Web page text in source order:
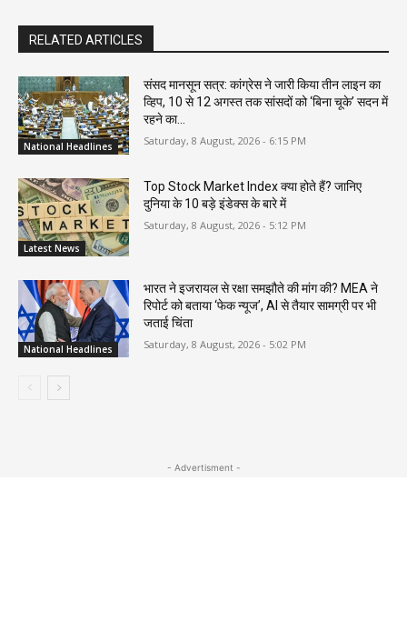
RELATED ARTICLES
National Headlines
संसद मानसून सत्र: कांग्रेस ने जारी किया तीन लाइन का
व्हिप, 10 से 12 अगस्त तक सांसदों को ‘बिना चूके’ सदन में
रहने का...
Saturday, 8 August, 2026 - 6:15 PM
Latest News
Top Stock Market Index क्या होते हैं? जानिए
दुनिया के 10 बड़े इंडेक्स के बारे में
Saturday, 8 August, 2026 - 5:12 PM
National Headlines
भारत ने इजरायल से रक्षा समझौते की मांग की? MEA ने
रिपोर्ट को बताया ‘फेक न्यूज’, AI से तैयार सामग्री पर भी
जताई चिंता
Saturday, 8 August, 2026 - 5:02 PM
- Advertisment -